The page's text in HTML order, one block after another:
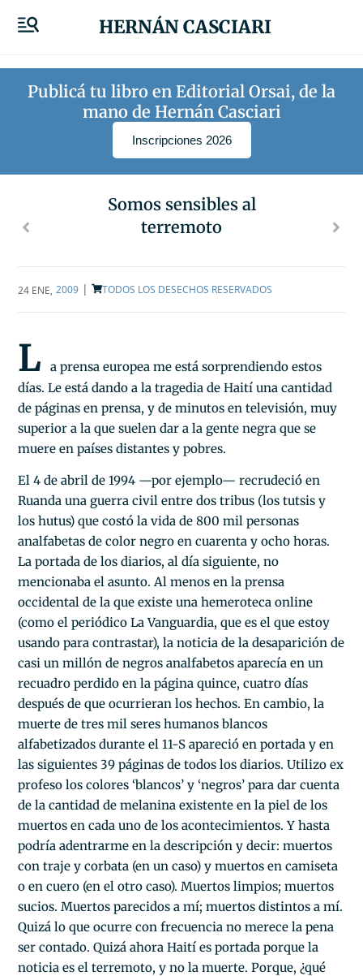
HERNÁN CASCIARI
Publicá tu libro en Editorial Orsai, de la
mano de Hernán Casciari
Inscripciones 2026
Somos sensibles al
terremoto
24 ENE, 2009 | TODOS LOS DESECHOS RESERVADOS
L
a prensa europea me está sorprendiendo estos
días. Le está dando a la tragedia de Haití una cantidad
de páginas en prensa, y de minutos en televisión, muy
superior a la que suelen dar a la gente negra que se
muere en países distantes y pobres.
El 4 de abril de 1994 —por ejemplo— recrudeció en
Ruanda una guerra civil entre dos tribus (los tutsis y
los hutus) que costó la vida de 800 mil personas
analfabetas de color negro en cuarenta y ocho horas.
La portada de los diarios, al día siguiente, no
mencionaba el asunto. Al menos en la prensa
occidental de la que existe una hemeroteca online
(como el periódico La Vanguardia, que es el que estoy
usando para contrastar), la noticia de la desaparición de
casi un millón de negros analfabetos aparecía en un
recuadro perdido en la página quince, cuatro días
después de que ocurrieran los hechos. En cambio, la
muerte de tres mil seres humanos blancos
alfabetizados durante el 11-S apareció en portada y en
las siguientes 39 páginas de todos los diarios. Utilizo ex
profeso los colores ‘blancos’ y ‘negros’ para dar cuenta
de la cantidad de melanina existente en la piel de los
muertos en cada uno de los acontecimientos. Y hasta
podría adentrarme en la descripción y decir: muertos
con traje y corbata (en un caso) y muertos en camiseta
o en cuero (en el otro caso). Muertos limpios; muertos
sucios. Muertos parecidos a mí; muertos distintos a mí.
Quizá lo que ocurre con frecuencia no merece la pena
ser contado. Quizá ahora Haití es portada porque la
noticia es el terremoto, y no la muerte. Porque, ¿qué